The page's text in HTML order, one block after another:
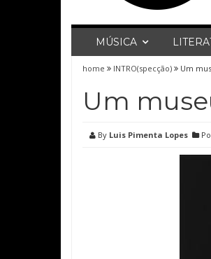
MÚSICA
home INTRO(specção) Um
Um
By Luis Pimenta Lopes